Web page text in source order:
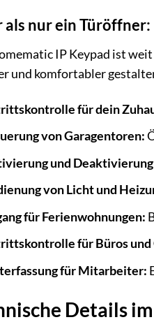
als nur ein
IP Keypad ist
und komfortabler
für dein
von Garagentoren:
und
von Licht und
für Ferienwohnungen:
für Büros und
für Mitarbeiter:
Details